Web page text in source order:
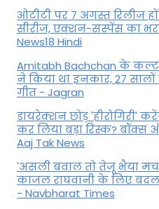
ओटीटी पर 7 अगस्त रिलीज
सीरीज, एक्शन-सस्पेंस का
News18 Hindi
Amitabh Bachchan के
ने किया था इनकार, 27
गीत - Jagran
डायरेक्शन छोड़
कर लिया बड़ा रिस्क?
Aaj Tak News
'असली बवाल तो तेजू भैया
काजल राघवानी के लिए
- Navbharat Times